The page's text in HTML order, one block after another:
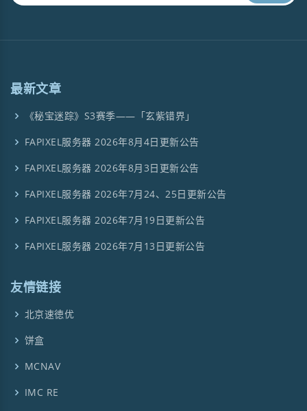
最新文章
《秘宝迷踪》S3赛季——「玄紫错界」
FAPIXEL服务器 2026年8月4日更新公告
FAPIXEL服务器 2026年8月3日更新公告
FAPIXEL服务器 2026年7月24、25日更新公告
FAPIXEL服务器 2026年7月19日更新公告
FAPIXEL服务器 2026年7月13日更新公告
友情链接
北京速徳优
饼盒
MCNAV
IMC RE